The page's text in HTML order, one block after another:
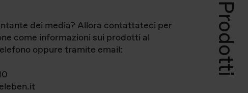
Prodotti
dei media? Allora contattateci per
come informazioni sui prodotti al
oppure tramite email: